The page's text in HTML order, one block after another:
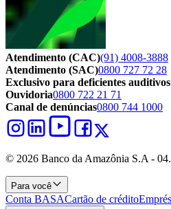
Atendimento (CAC)(91) 4008-3888
Atendimento (SAC)0800 727 72 28
Exclusivo para deficientes
Ouvidoria0800 722 21 71
Canal de denúncias0800 744 1000
© 2026 Banco da Amazônia S.A -
Para você
Conta BASACartão de crédito